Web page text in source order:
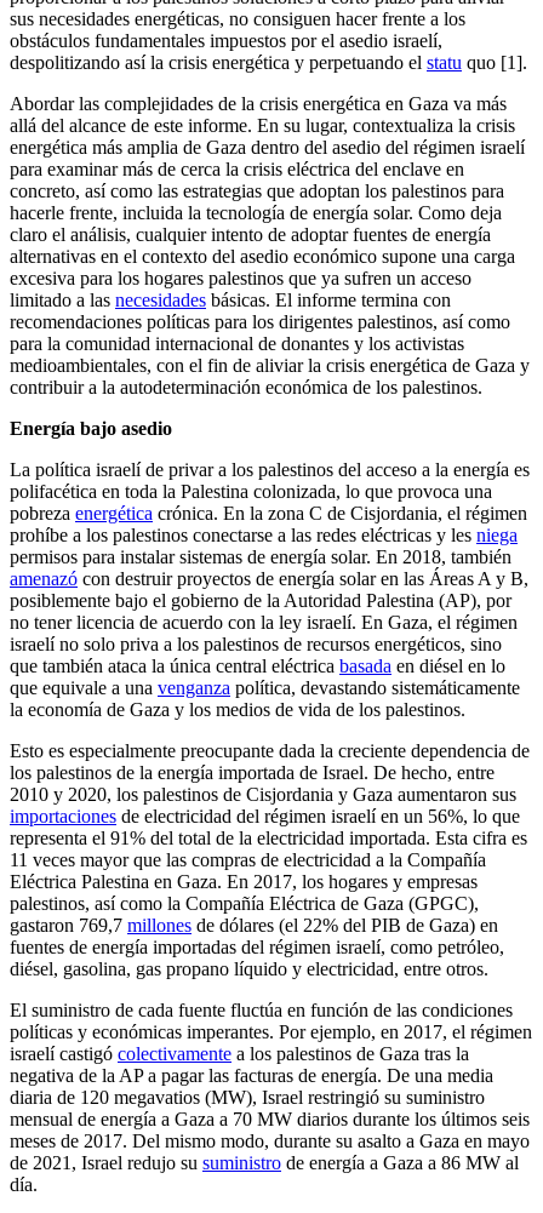
sus necesidades energéticas, no consiguen hacer frente a los
obstáculos fundamentales impuestos por el asedio israelí,
despolitizando así la crisis energética y perpetuando el statu quo [1].
Abordar las complejidades de la crisis energética en Gaza va más
allá del alcance de este informe. En su lugar, contextualiza la crisis
energética más amplia de Gaza dentro del asedio del régimen israelí
para examinar más de cerca la crisis eléctrica del enclave en
concreto, así como las estrategias que adoptan los palestinos para
hacerle frente, incluida la tecnología de energía solar. Como deja
claro el análisis, cualquier intento de adoptar fuentes de energía
alternativas en el contexto del asedio económico supone una carga
excesiva para los hogares palestinos que ya sufren un acceso
limitado a las necesidades básicas. El informe termina con
recomendaciones políticas para los dirigentes palestinos, así como
para la comunidad internacional de donantes y los activistas
medioambientales, con el fin de aliviar la crisis energética de Gaza y
contribuir a la autodeterminación económica de los palestinos.
Energía bajo asedio
La política israelí de privar a los palestinos del acceso a la energía es
polifacética en toda la Palestina colonizada, lo que provoca una
pobreza energética crónica. En la zona C de Cisjordania, el régimen
prohíbe a los palestinos conectarse a las redes eléctricas y les niega
permisos para instalar sistemas de energía solar. En 2018, también
amenazó con destruir proyectos de energía solar en las Áreas A y B,
posiblemente bajo el gobierno de la Autoridad Palestina (AP), por
no tener licencia de acuerdo con la ley israelí. En Gaza, el régimen
israelí no solo priva a los palestinos de recursos energéticos, sino
que también ataca la única central eléctrica basada en diésel en lo
que equivale a una venganza política, devastando sistemáticamente
la economía de Gaza y los medios de vida de los palestinos.
Esto es especialmente preocupante dada la creciente dependencia de
los palestinos de la energía importada de Israel. De hecho, entre
2010 y 2020, los palestinos de Cisjordania y Gaza aumentaron sus
importaciones de electricidad del régimen israelí en un 56%, lo que
representa el 91% del total de la electricidad importada. Esta cifra es
11 veces mayor que las compras de electricidad a la Compañía
Eléctrica Palestina en Gaza. En 2017, los hogares y empresas
palestinos, así como la Compañía Eléctrica de Gaza (GPGC),
gastaron 769,7 millones de dólares (el 22% del PIB de Gaza) en
fuentes de energía importadas del régimen israelí, como petróleo,
diésel, gasolina, gas propano líquido y electricidad, entre otros.
El suministro de cada fuente fluctúa en función de las condiciones
políticas y económicas imperantes. Por ejemplo, en 2017, el régimen
israelí castigó colectivamente a los palestinos de Gaza tras la
negativa de la AP a pagar las facturas de energía. De una media
diaria de 120 megavatios (MW), Israel restringió su suministro
mensual de energía a Gaza a 70 MW diarios durante los últimos seis
meses de 2017. Del mismo modo, durante su asalto a Gaza en mayo
de 2021, Israel redujo su suministro de energía a Gaza a 86 MW al
día.